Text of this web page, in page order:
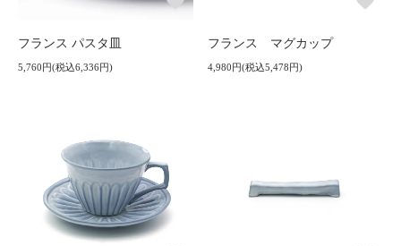
フランス パスタ皿
5,760円(税込6,336円)
フランス マグカップ
4,980円(税込5,478円)